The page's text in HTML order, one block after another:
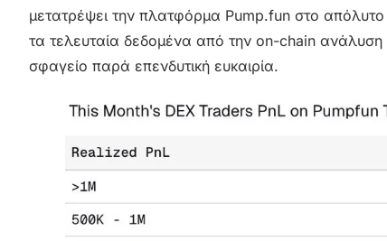
μετατρέψει την πλατφόρμα Pump.fun στο
τα τελευταία δεδομένα από την on-chain ανάλυση
σφαγείο παρά επενδυτική ευκαιρία.